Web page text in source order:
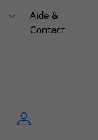
Aide &
Contact